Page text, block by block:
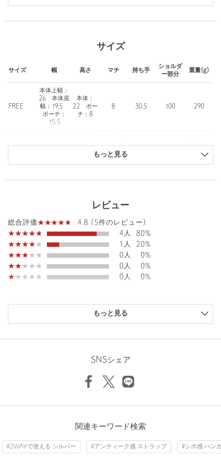
・その他4カラーはアンティーク調のシルバーです。
※商品に「取り扱い上の注意書き」、「洗濯表示」がございます
場合は、使用前に必ずご確認ください。
※商品画像は、光の当たり具合やパソコンなどの閲覧環境によ
り、実際の色味と異なって見える場合がございます。あらかじめ
ご了承ください。
※商品の色味の目安は、商品単体の画像をご参照ください。
店舗へお問い合わせの際は、全国のUNITED ARROWS OUTLET
各店舗まで下記の品名/品番をお申し付けください。
ア・デイ・イン・ザ・ライフは日々の暮らしを大切に生きる人達
今日という日はかけがえのない一日、そんななんでもないような
一日を大切にしている、暮らし上手な人達に思いをこめて、じっ
くりと丁寧に企画してつくりました。
＜A DAY IN THE LIFE＞の商品におきましては、ユナイテッドア
ローズ オンライン、ならびにアウトレット店舗にて展開をいたし
オンラインストアとアウトレット店舗でお買い上げの場合、下記
■返品について
デスクまでお申し付けください。
商品詳細
サイズ
サイズ 幅 高さ マチ 持ち手
ショルダ
ー部分
重量(g)
FREE
本体上幅：
26 本体底
幅：19.5
ポーチ：
15.5
本体：
22 ポー
チ：8
8 30.5 100 290
もっと見る
レビュー
総合評価
4.8 (5件のレビュー)
4人
80%
1人
20%
0人
0%
0人
0%
0人
0%
合皮ですが柔らかく必要な持ち物を入れてもゆとりがあって気
2人が参考になったと回答
もっと見る
SNSシェア
関連キーワード検索
#2WAYで使える シルバー #アンティーク感 ストラップ #シボ感 ハン